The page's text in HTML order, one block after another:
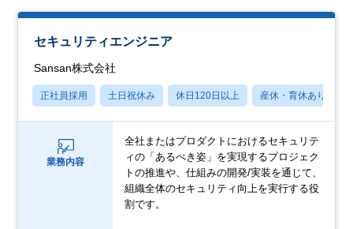
セキュリティエンジニア
Sansan株式会社
正社員採用 土日祝休み 休日120日以上 産休・育休あり
業務内容
全社またはプロダクトにおけるセキュリテ
ィの「あるべき姿」を実現するプロジェク
トの推進や、仕組みの開発/実装を通じて、
組織全体のセキュリティ向上を実行する役
割です。